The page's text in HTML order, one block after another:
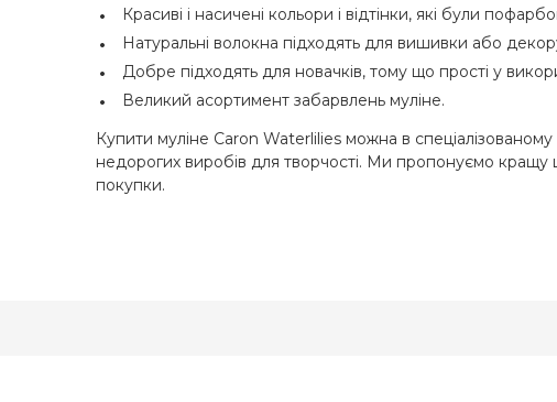
Красиві і насичені кольори і відтінки, які були
Натуральні волокна підходять для вишивки або
Добре підходять для новачків, тому що прості у
Великий асортимент забарвлень муліне.
Купити муліне Caron Waterlilies можна в
недорогих виробів для творчості. Ми пропонуємо кращу
покупки.